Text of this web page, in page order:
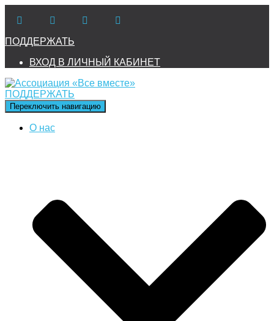
ПОДДЕРЖАТЬ
ВХОД В ЛИЧНЫЙ КАБИНЕТ
ПОДДЕРЖАТЬ
Переключить навигацию
О нас